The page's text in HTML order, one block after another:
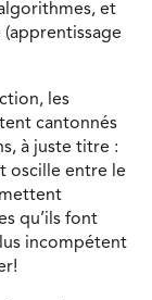
et
(apprentissage
les
cantonnés
à juste titre :
oscille entre le
qu’ils font
incompétent